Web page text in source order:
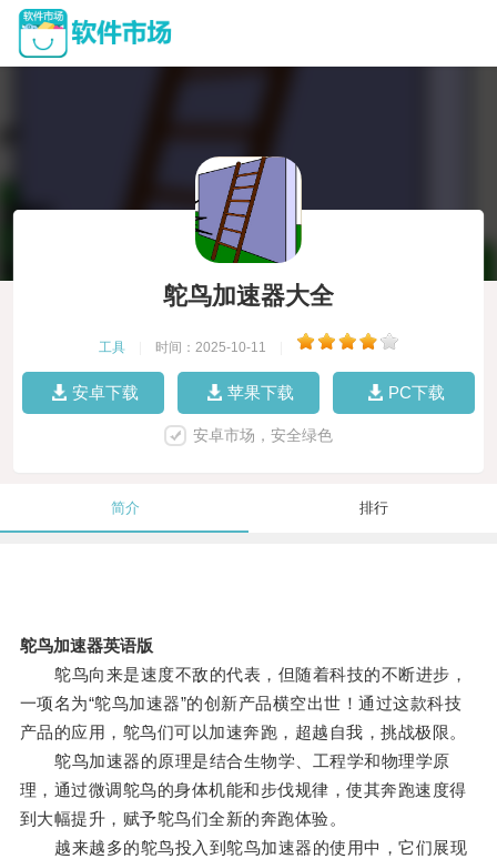
鸵鸟加速器大全
工具 时间：2025-10-11
安卓下载 苹果下载 PC下载
安卓市场，安全绿色
简介 排行
鸵鸟加速器英语版
鸵鸟向来是速度不敌的代表，但随着科技的不断进步，
一项名为“鸵鸟加速器”的创新产品横空出世！通过这款科技
产品的应用，鸵鸟们可以加速奔跑，超越自我，挑战极限。
鸵鸟加速器的原理是结合生物学、工程学和物理学原
理，通过微调鸵鸟的身体机能和步伐规律，使其奔跑速度得
到大幅提升，赋予鸵鸟们全新的奔跑体验。
越来越多的鸵鸟投入到鸵鸟加速器的使用中，它们展现